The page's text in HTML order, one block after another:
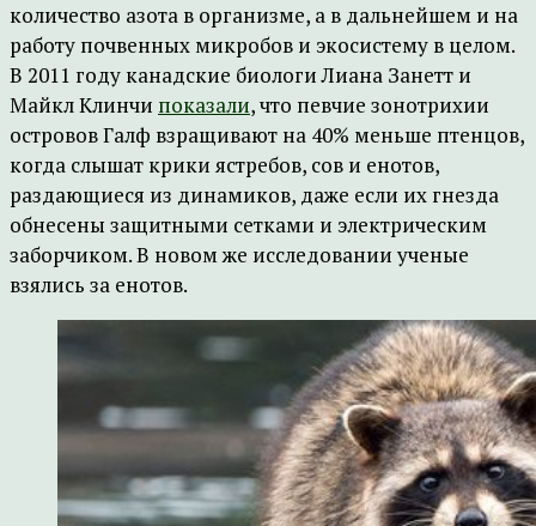
количество азота в организме, а в дальнейшем и на
работу почвенных микробов и экосистему в целом.
В 2011 году канадские биологи Лиана Занетт и
Майкл Клинчи показали, что певчие зонотрихии
островов Галф взращивают на 40% меньше птенцов,
когда слышат крики ястребов, сов и енотов,
раздающиеся из динамиков, даже если их гнезда
обнесены защитными сетками и электрическим
заборчиком. В новом же исследовании ученые
взялись за енотов.